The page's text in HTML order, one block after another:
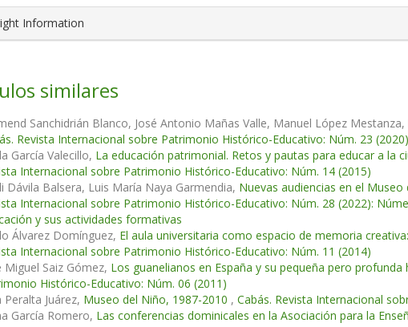
Information
similares
Sanchidrián Blanco, José Antonio Mañas Valle, Manuel López Mestanza,
Revista Internacional sobre Patrimonio Histórico-Educativo: Núm. 23 (2020)
García Valecillo, La educación patrimonial. Retos y pautas para educar a la
Internacional sobre Patrimonio Histórico-Educativo: Núm. 14 (2015)
Dávila Balsera, Luis María Naya Garmendia, Nuevas audiencias en el Museo
Internacional sobre Patrimonio Histórico-Educativo: Núm. 28 (2022):
y sus actividades formativas
Álvarez Domínguez, El aula universitaria como espacio de memoria
Internacional sobre Patrimonio Histórico-Educativo: Núm. 11 (2014)
Miguel Saiz Gómez, Los guanelianos en España y su pequeña pero profunda
Histórico-Educativo: Núm. 06 (2011)
Peralta Juárez, Museo del Niño, 1987-2010 , Cabás. Revista Internacional
García Romero, Las conferencias dominicales en la Asociación para la